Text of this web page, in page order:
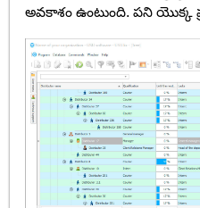
అవకాశం ఉంటుంది. పని యొక్క